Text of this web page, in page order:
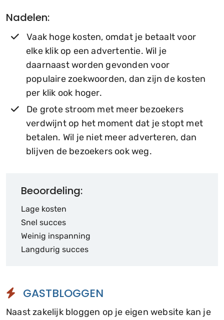
Nadelen:
Vaak hoge kosten, omdat je betaalt voor
elke klik op een advertentie. Wil je
daarnaast worden gevonden voor
populaire zoekwoorden, dan zijn de kosten
per klik ook hoger.
De grote stroom met meer bezoekers
verdwijnt op het moment dat je stopt met
betalen. Wil je niet meer adverteren, dan
blijven de bezoekers ook weg.
Beoordeling:
Lage kosten
Snel succes
Weinig inspanning
Langdurig succes
GASTBLOGGEN
Naast zakelijk bloggen op je eigen website kan je